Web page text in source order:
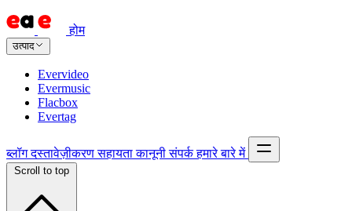
होम
उत्पाद
Evervideo
Evermusic
Flacbox
Evertag
ब्लॉग दस्तावेज़ीकरण सहायता कानूनी संपर्क हमारे बारे में
Scroll to top